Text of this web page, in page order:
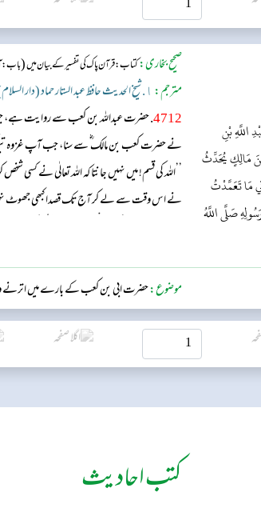
بْنِ
مَالِكٍ يُحَدِّثُ
مَا تَعَمَّدْتُ
صَلَّى اللَّهُ
صحیح بخاری:کتاب: قرآن پاک کی تفسیر کے بیان میں(باب:
مترجم: ١. شیخ الحدیث حافظ عبد الستار حماد (دار السلام)
4712. حضرت عبداللہ بن کعب سے روایت ہے، جو
نے حضرت کعب بن مالک ؓ سے سنا، جب آپ غزوہ
’’اللہ کی قسم! میں نہیں جانتا کہ اللہ تعالٰی نے کسی
نے اس وقت سے لے کر آج تک قصدا کبھی جھوٹ نہیں
موضوع:حضرت ابی بن کعب کے بارے میں اترنے
کتب احادیث